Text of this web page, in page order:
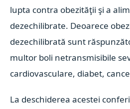
lupta contra obezităţii şi a
dezechilibrate. Deoarece
dezechilibrată sunt
multor boli netransmisibile
cardiovasculare, diabet,
La deschiderea acestei